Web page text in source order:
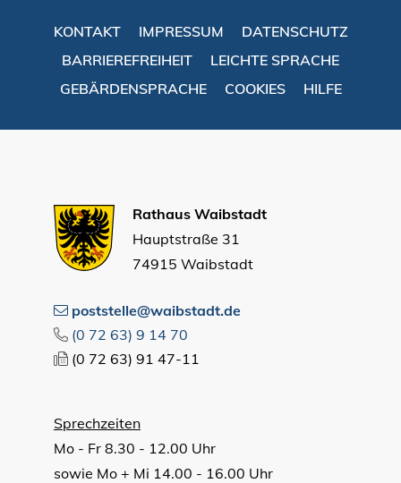
KONTAKT IMPRESSUM
DATENSCHUTZ
BARRIEREFREIHEIT
LEICHTE SPRACHE
GEBÄRDENSPRACHE
COOKIES HILFE
Rathaus Waibstadt
Hauptstraße 31
74915 Waibstadt
poststelle@waibstadt.de
(0 72 63) 9 14 70
(0 72 63) 91 47-11
Sprechzeiten
Mo - Fr 8.30 - 12.00 Uhr
sowie Mo + Mi 14.00 - 16.00 Uhr